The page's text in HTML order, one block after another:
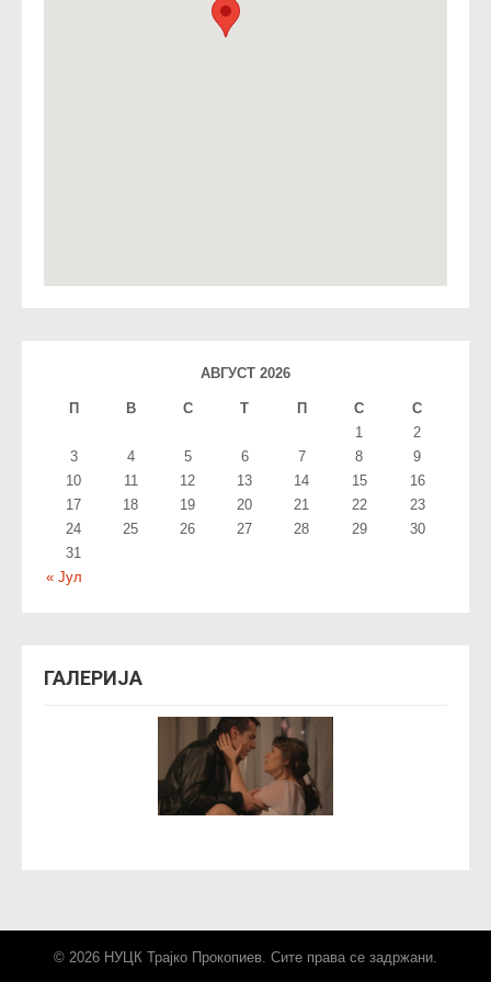
АВГУСТ 2026
П В С T П С С
« Јул
1
2
3
4 5 6 7 8
9
10
11 12 13 14 15
16
17
18 19 20 21 22
23
24
25 26 27 28 29
30
31
ГАЛЕРИЈА
© 2026 НУЦК Трајко Прокопиев. Сите права се задржани.